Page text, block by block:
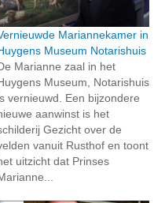
Mariannekamer in
Museum Notarishuis
Marianne zaal in het
Museum, Notarishuis
vernieuwd. Een bijzondere
aanwinst is het
Gezicht over de
vanuit Rusthof en toont
uitzicht dat Prinses